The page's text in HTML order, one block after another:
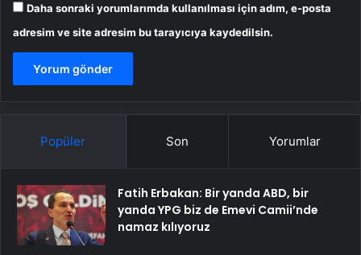
Daha sonraki yorumlarımda kullanılması için adım, e-posta
adresim ve site adresim bu tarayıcıya kaydedilsin.
Popüler Son Yorumlar
Fatih Erbakan: Bir yanda ABD, bir
yanda YPG biz de Emevi Camii’nde
namaz kılıyoruz